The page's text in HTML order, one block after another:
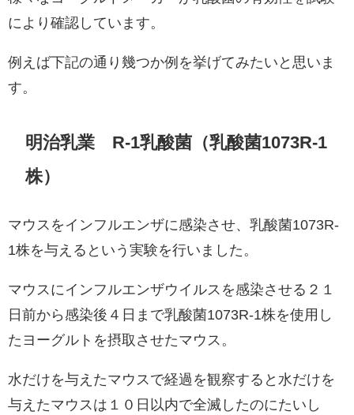
により確認しています。
例えば下記の通り幾つか例を挙げてみたいと思いま
す。
明治乳業 R-1乳酸菌（乳酸菌1073R-1
株）
マウスをインフルエンザに感染させ、乳酸菌1073R-
1株を与えるという実験を行いました。
マウスにインフルエンザウイルスを感染させる２１
日前から感染後４日まで乳酸菌1073R-1株を使用し
たヨーグルトを摂取させたマウス。
水だけを与えたマウスで経過を観察すると水だけを
与えたマウスは１０日以内で全滅したのにたいし